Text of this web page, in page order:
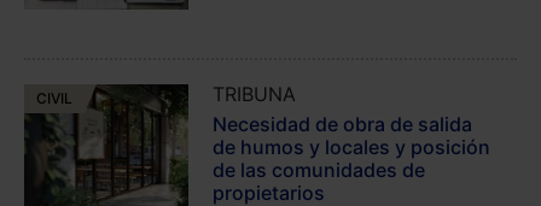
CIVIL
TRIBUNA
Necesidad de obra de salida
de humos y locales y posición
de las comunidades de
propietarios